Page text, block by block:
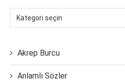
Akrep Burcu
Anlamlı Sözler